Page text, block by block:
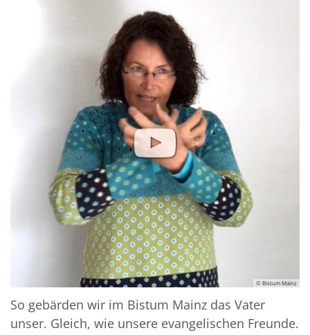
© Bistum Mainz
So gebärden wir im Bistum Mainz das Vater
unser. Gleich, wie unsere evangelischen Freunde.